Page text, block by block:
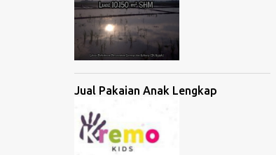
Jual Pakaian Anak Lengkap